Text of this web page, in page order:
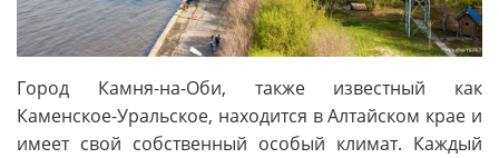
Город Камня-на-Оби, также известный как
Каменское-Уральское, находится в Алтайском крае и
имеет свой собственный особый климат. Каждый